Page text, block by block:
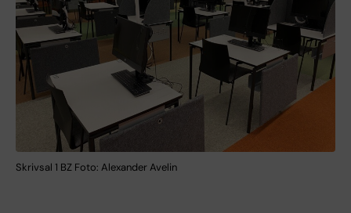
Skrivsal 1 BZ Foto: Alexander Avelin